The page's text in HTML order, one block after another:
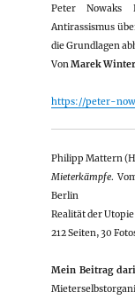
Peter Nowaks
Antirassismus
die Grundlagen
VonMarek Winter
https://peter-
Philipp Mattern
Mieterkämpfe.
Berlin
Realität der Utopie
212 Seiten, 30
Mein Beitrag